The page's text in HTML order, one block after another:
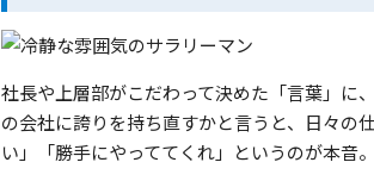
社長や上層部がこだわって決めた「言葉」に
の会社に誇りを持ち直すかと言うと、日々の
い」「勝手にやっててくれ」というのが本音。